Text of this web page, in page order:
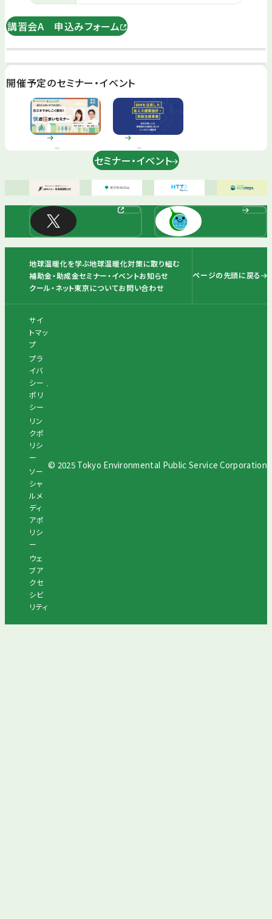
講習会A 申込みフォーム
開催予定のセミナー・イベント
セミナー・イベント
地球温暖化を学ぶ地球温暖化対策に取り組む
補助金・助成金セミナー・イベントお知らせ
クール・ネット東京についてお問い合わせ
ページの先頭に戻る
サイ
トマッ
プ
プラ
イバ
シー
ポリ
シー
リン
クポ
リシ
ー
ソー
シャ
ルメ
ディ
アポ
リシ
ー
ウェ
ブア
クセ
シビ
リティ
© 2025 Tokyo Environmental Public Service Corporation